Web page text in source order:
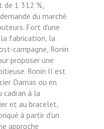
de 1 312 %,
du marché
Fort d'une
la fabrication, la
campagne, Ronin
proposer une
Ronin II est
Damas ou en
cadran à la
et au bracelet,
à partir d'un
approche